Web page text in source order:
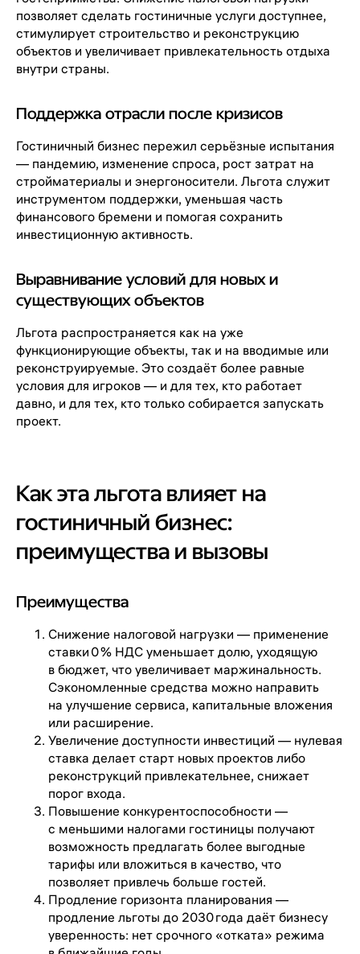
позволяет сделать гостиничные услуги доступнее,
стимулирует строительство и реконструкцию
объектов и увеличивает привлекательность отдыха
внутри страны.
Поддержка отрасли после кризисов
Гостиничный бизнес пережил серьёзные испытания
— пандемию, изменение спроса, рост затрат на
стройматериалы и энергоносители. Льгота служит
инструментом поддержки, уменьшая часть
финансового бремени и помогая сохранить
инвестиционную активность.
Выравнивание условий для новых и
существующих объектов
Льгота распространяется как на уже
функционирующие объекты, так и на вводимые или
реконструируемые. Это создаёт более равные
условия для игроков — и для тех, кто работает
давно, и для тех, кто только собирается запускать
проект.
Как эта льгота влияет на
гостиничный бизнес:
преимущества и вызовы
Преимущества
Снижение налоговой нагрузки — применение
ставки 0 % НДС уменьшает долю, уходящую
в бюджет, что увеличивает маржинальность.
Сэкономленные средства можно направить
на улучшение сервиса, капитальные вложения
или расширение.
Увеличение доступности инвестиций — нулевая
ставка делает старт новых проектов либо
реконструкций привлекательнее, снижает
порог входа.
Повышение конкурентоспособности —
с меньшими налогами гостиницы получают
возможность предлагать более выгодные
тарифы или вложиться в качество, что
позволяет привлечь больше гостей.
Продление горизонта планирования —
продление льготы до 2030 года даёт бизнесу
уверенность: нет срочного «отката» режима